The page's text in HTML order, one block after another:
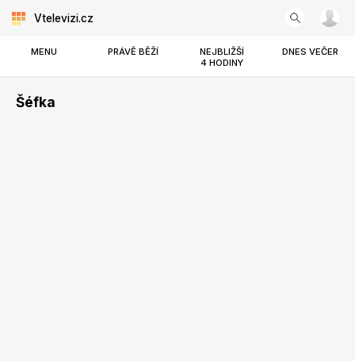
Vtelevizi.cz
MENU PRÁVĚ BĚŽÍ
NEJBLIŽŠÍ
4 HODINY
DNES VEČER
Šéfka